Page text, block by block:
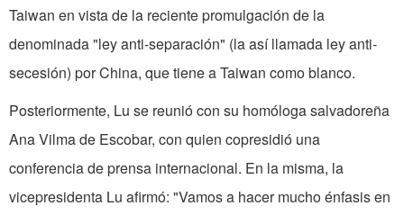
Taiwan en vista de la reciente promulgación de la
denominada "ley anti-separación" (la así llamada ley anti-
secesión) por China, que tiene a Taiwan como blanco.
Posteriormente, Lu se reunió con su homóloga salvadoreña
Ana Vilma de Escobar, con quien copresidió una
conferencia de prensa internacional. En la misma, la
vicepresidenta Lu afirmó: "Vamos a hacer mucho énfasis en